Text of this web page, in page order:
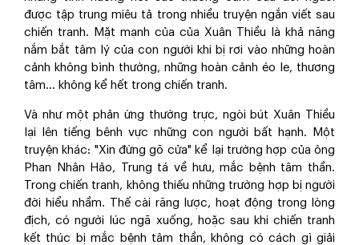
được tập trung miêu tả trong nhiều truyện ngắn viết sau
chiến tranh. Mặt mạnh của của Xuân Thiều là khả năng
nắm bắt tâm lý của con người khi bị rơi vào những hoàn
cảnh không bình thường, những hoàn cảnh éo le, thương
tâm… không kể hết trong chiến tranh.
Và như một phản ứng thường trực, ngòi bút Xuân Thiều
lại lên tiếng bênh vực những con người bất hạnh. Một
truyện khác: "Xin đừng gõ cửa" kể lại trường hợp của ông
Phan Nhân Hảo, Trung tá về hưu, mắc bệnh tâm thần.
Trong chiến tranh, không thiếu những trường hợp bị người
đời hiểu nhầm. Thế cài răng lược, hoạt động trong lòng
địch, có người lúc ngã xuống, hoặc sau khi chiến tranh
kết thúc bị mắc bệnh tâm thần, không có cách gì giải